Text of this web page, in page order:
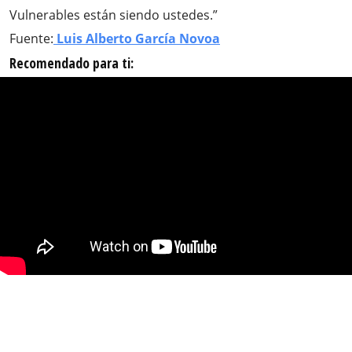
Vulnerables están siendo ustedes.”
Fuente: Luis Alberto García Novoa
Recomendado para ti: